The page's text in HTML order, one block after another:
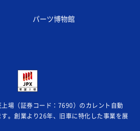
パーツ博物館
上場（証券コード：7690）のカレント自動
。創業より26年、旧車に特化した事業を展